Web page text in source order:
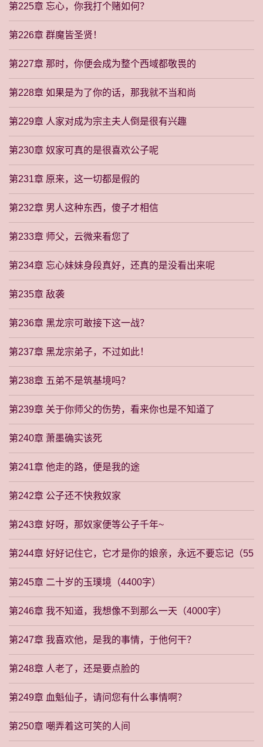
第225章 忘心，你我打个赌如何？
第226章 群魔皆圣贤！
第227章 那时，你便会成为整个西域都敬畏的
第228章 如果是为了你的话，那我就不当和尚
第229章 人家对成为宗主夫人倒是很有兴趣
第230章 奴家可真的是很喜欢公子呢
第231章 原来，这一切都是假的
第232章 男人这种东西，傻子才相信
第233章 师父，云微来看您了
第234章 忘心妹妹身段真好，还真的是没看出来呢
第235章 敌袭
第236章 黑龙宗可敢接下这一战？
第237章 黑龙宗弟子，不过如此！
第238章 五弟不是筑基境吗？
第239章 关于你师父的伤势，看来你也是不知道了
第240章 萧墨确实该死
第241章 他走的路，便是我的途
第242章 公子还不快救奴家
第243章 好呀，那奴家便等公子千年~
第244章 好好记住它，它才是你的娘亲，永远不要忘记（55
00字）
第245章 二十岁的玉璞境（4400字）
第246章 我不知道，我想像不到那么一天（4000字）
第247章 我喜欢他，是我的事情，于他何干？
第248章 人老了，还是要点脸的
第249章 血魁仙子，请问您有什么事情啊？
第250章 嘲弄着这可笑的人间